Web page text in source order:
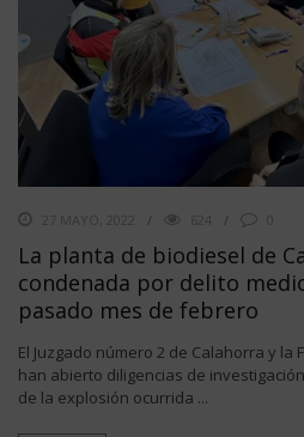
27 MAYO, 2022 624
La planta de biodiesel de
condenada por delito
pasado mes de febrero
El Juzgado número 2 de Calahorra y la
han abierto diligencias de
de la explosión ocurrida ...